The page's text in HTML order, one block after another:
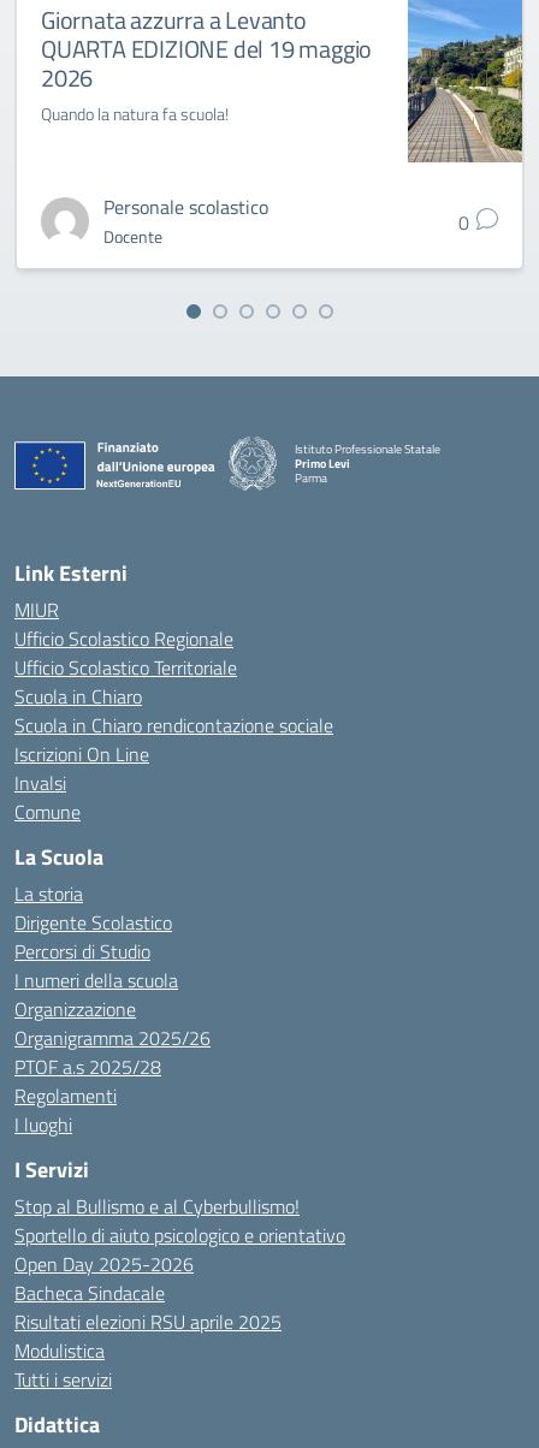
Giornata azzurra a Levanto
QUARTA EDIZIONE del 19 maggio
2026
Quando la natura fa scuola!
Personale scolastico
Docente 0
Istituto Professionale Statale
Primo Levi
Parma
Link Esterni
MIUR
Ufficio Scolastico Regionale
Ufficio Scolastico Territoriale
Scuola in Chiaro
Scuola in Chiaro rendicontazione sociale
Iscrizioni On Line
Invalsi
Comune
La Scuola
La storia
Dirigente Scolastico
Percorsi di Studio
I numeri della scuola
Organizzazione
Organigramma 2025/26
PTOF a.s 2025/28
Regolamenti
I luoghi
I Servizi
Stop al Bullismo e al Cyberbullismo!
Sportello di aiuto psicologico e orientativo
Open Day 2025-2026
Bacheca Sindacale
Risultati elezioni RSU aprile 2025
Modulistica
Tutti i servizi
Didattica